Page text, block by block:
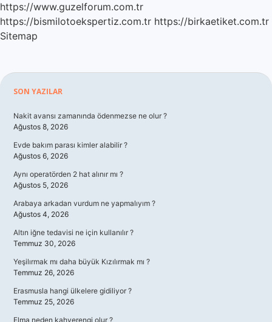
https://www.guzelforum.com.tr
https://bismilotoekspertiz.com.tr https://birkaetiket.com.tr
Sitemap
Sidebar
SON YAZILAR
Nakit avansı zamanında ödenmezse ne olur ?
Ağustos 8, 2026
Evde bakım parası kimler alabilir ?
Ağustos 6, 2026
Aynı operatörden 2 hat alınır mı ?
Ağustos 5, 2026
Arabaya arkadan vurdum ne yapmalıyım ?
Ağustos 4, 2026
Altın iğne tedavisi ne için kullanılır ?
Temmuz 30, 2026
Yeşilırmak mı daha büyük Kızılırmak mı ?
Temmuz 26, 2026
Erasmusla hangi ülkelere gidiliyor ?
Temmuz 25, 2026
Elma neden kahverengi olur ?